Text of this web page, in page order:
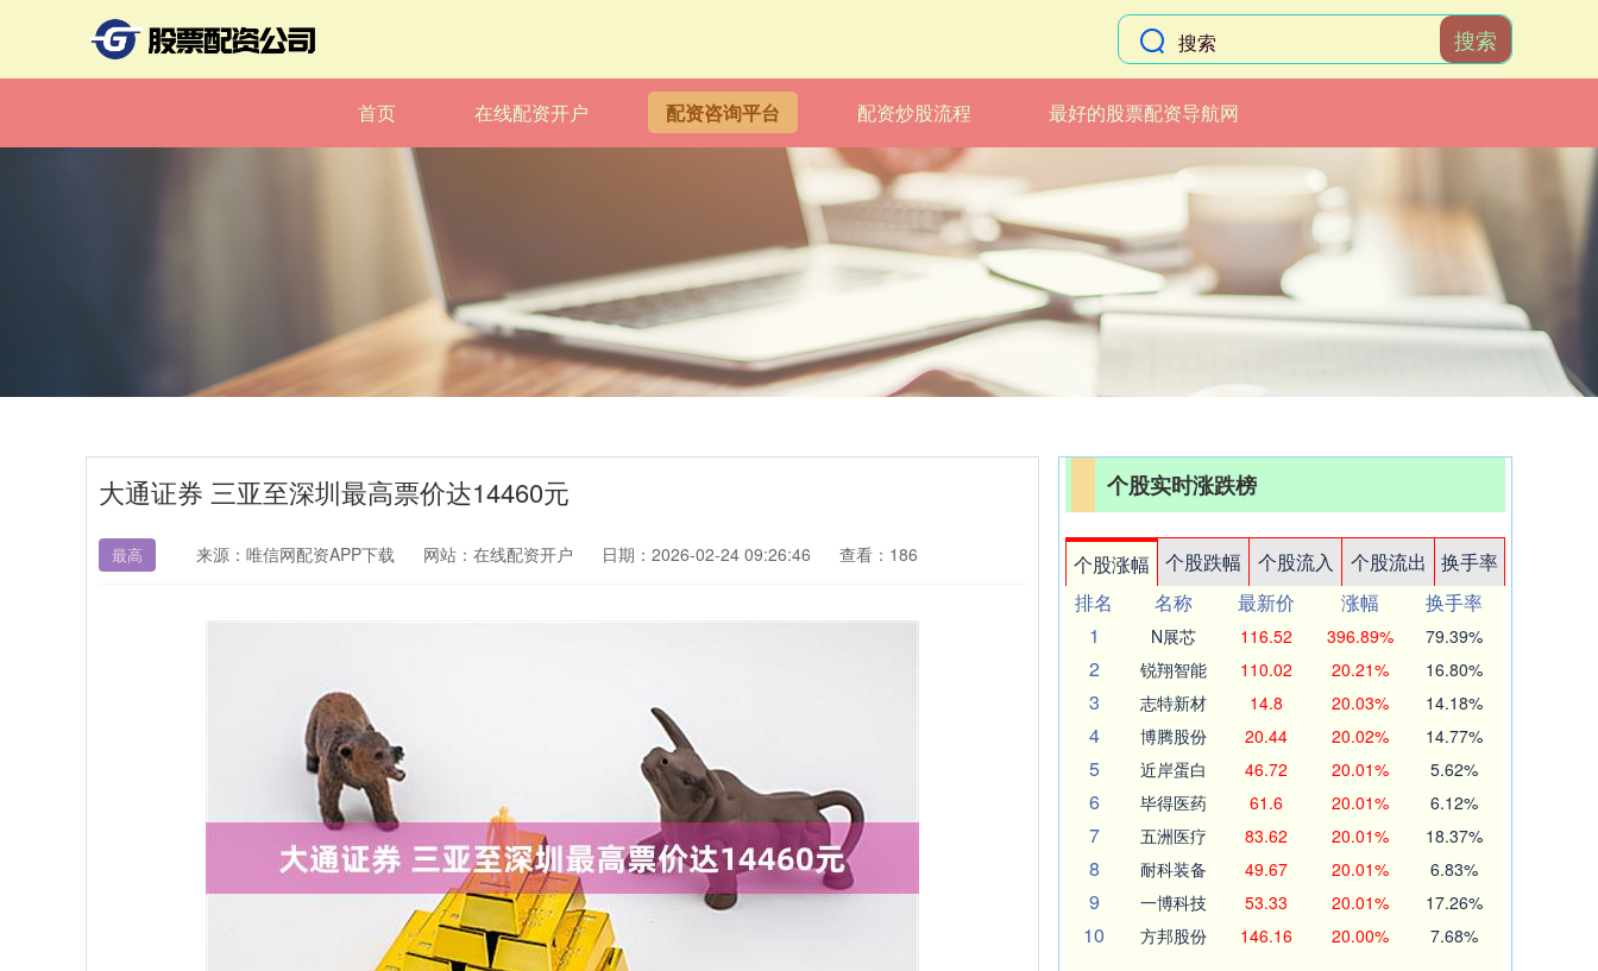
搜索
首页 在线配资开户 配资咨询平台 配资炒股流程 最好的股票配资导航网
大通证券 三亚至深圳最高票价达14460元
最高 来源：唯信网配资APP下载 网站：在线配资开户 日期：2026-02-24 09:26:46 查看：186
个股实时涨跌榜
个股涨幅 个股跌幅 个股流入 个股流出
换手率
排名
名称 最新价 涨幅
换手率
1
N展芯 116.52 396.89% 79.39%
2 锐翔智能 110.02 20.21% 16.80%
3 志特新材 14.8 20.03% 14.18%
4 博腾股份 20.44 20.02% 14.77%
5 近岸蛋白 46.72 20.01% 5.62%
6 毕得医药 61.6 20.01% 6.12%
7 五洲医疗 83.62 20.01% 18.37%
8 耐科装备 49.67 20.01% 6.83%
9 一博科技 53.33 20.01% 17.26%
10 方邦股份 146.16 20.00% 7.68%